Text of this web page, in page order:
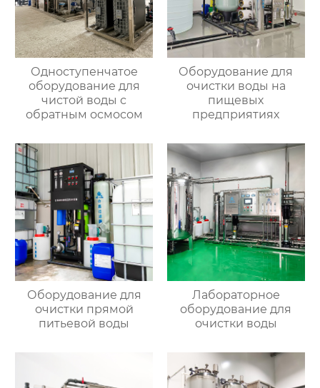
Одноступенчатое
оборудование для
чистой воды с
обратным осмосом
Оборудование для
очистки воды на
пищевых
предприятиях
Оборудование для
очистки прямой
питьевой воды
Лабораторное
оборудование для
очистки воды